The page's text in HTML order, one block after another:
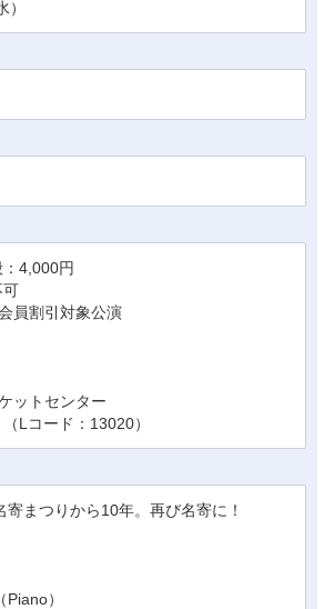
：4,000円
員割引対象公演
ットセンター
Lコード：13020）
寄まつりから10年。再び名寄に！
）